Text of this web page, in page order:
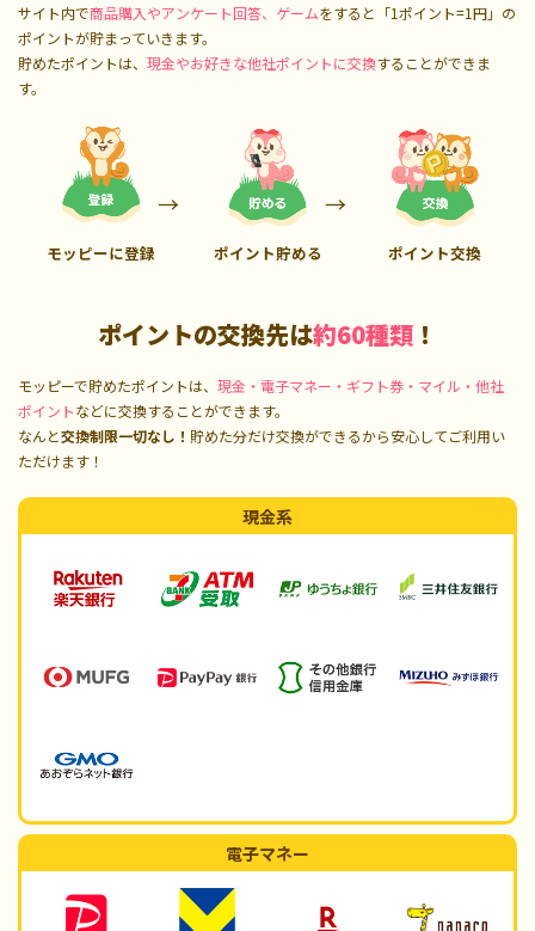
サイト内で商品購入やアンケート回答、ゲームをすると「1ポイント=1円」の
ポイントが貯まっていきます。
貯めたポイントは、 現金やお好きな他社ポイントに交換することができま
す。
モッピーに登録 ポイント貯める ポイント交換
ポイントの交換先は約60種類 ！
モッピーで貯めたポイントは、 現金・電子マネー・ギフト券・マイル・他社
ポイントなどに交換することができます。
なんと交換制限一切なし！ 貯めた分だけ交換ができるから安心してご利用い
ただけます！
現金系
電子マネー